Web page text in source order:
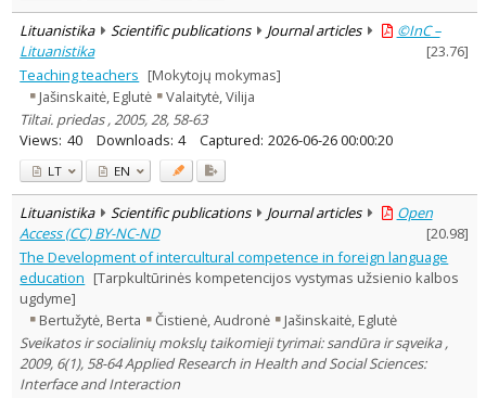
Lithuanian place names
Subject
Lituanistika Scientific publications Journal articles
©InC –
Lituanistika
[23.76]
Teaching teachers [Mokytojų mokymas]
Jašinskaitė, Eglutė
Valaitytė, Vilija
Tiltai. priedas , 2005, 28, 58-63
Views: 40 Downloads: 4 Captured: 2026-06-26 00:00:20
LT EN
Lituanistika Scientific publications Journal articles
Open
Access (CC) BY-NC-ND
[20.98]
The Development of intercultural competence in foreign language
education [Tarpkultūrinės kompetencijos vystymas užsienio kalbos
ugdyme]
Bertužytė, Berta
Čistienė, Audronė
Jašinskaitė, Eglutė
Sveikatos ir socialinių mokslų taikomieji tyrimai: sandūra ir sąveika ,
2009, 6(1), 58-64 Applied Research in Health and Social Sciences:
Interface and Interaction